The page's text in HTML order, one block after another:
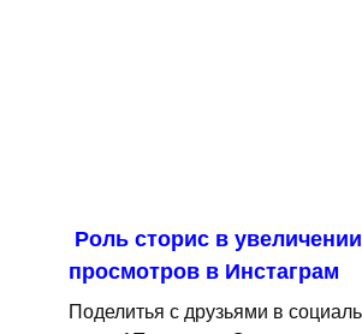
Роль сторис в
просмотров в Инстаграм
Поделитья с друзьями в